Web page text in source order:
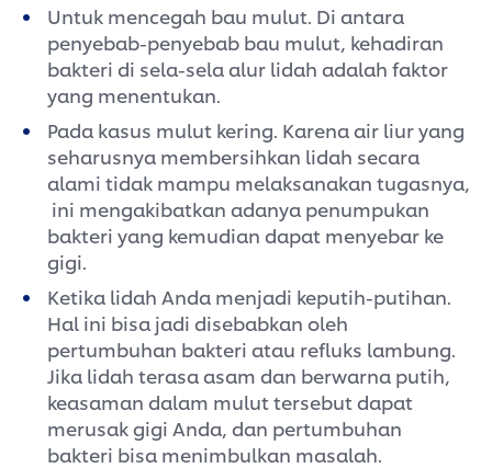
Untuk mencegah bau mulut. Di antara
penyebab-penyebab bau mulut, kehadiran
bakteri di sela-sela alur lidah adalah faktor
yang menentukan.
Pada kasus mulut kering. Karena air liur yang
seharusnya membersihkan lidah secara
alami tidak mampu melaksanakan tugasnya,
ini mengakibatkan adanya penumpukan
bakteri yang kemudian dapat menyebar ke
gigi.
Ketika lidah Anda menjadi keputih-putihan.
Hal ini bisa jadi disebabkan oleh
pertumbuhan bakteri atau refluks lambung.
Jika lidah terasa asam dan berwarna putih,
keasaman dalam mulut tersebut dapat
merusak gigi Anda, dan pertumbuhan
bakteri bisa menimbulkan masalah.